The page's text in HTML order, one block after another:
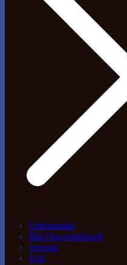
Om/kontakt
Blå Flag/wind/web
træning
Foil